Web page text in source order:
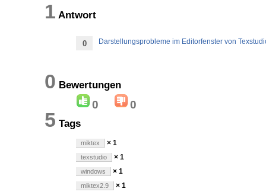
1 Antwort
0 Darstellungsprobleme im Editorfenster von
0 Bewertungen
0 0
5 Tags
miktex × 1
texstudio × 1
windows × 1
miktex2.9 × 1